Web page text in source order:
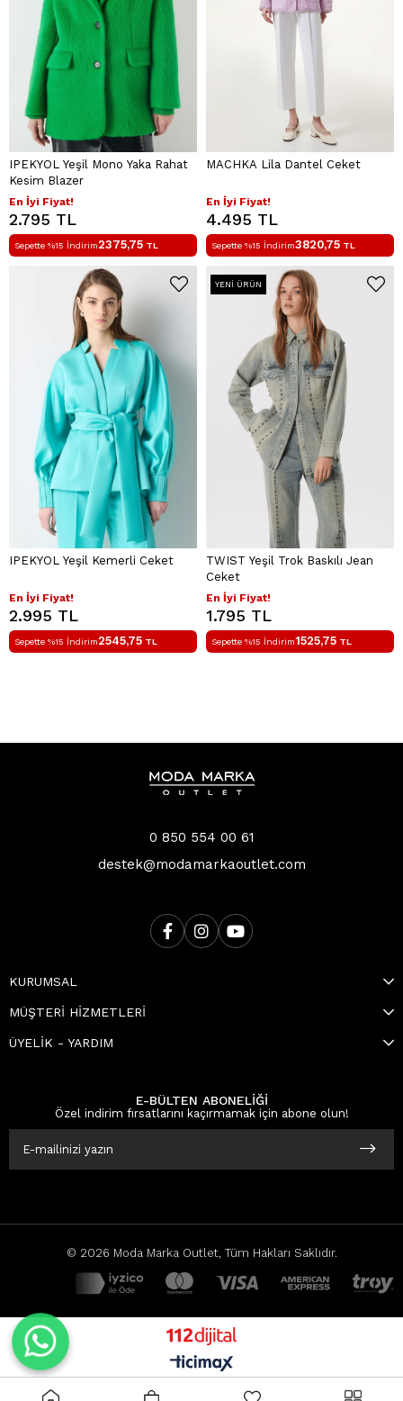
IPEKYOL Yeşil Mono Yaka Rahat
Kesim Blazer
En İyi Fiyat!
2.795 TL
Sepette %15 İndirim2375,75 TL
MACHKA Lila Dantel Ceket
En İyi Fiyat!
4.495 TL
Sepette %15 İndirim3820,75 TL
IPEKYOL Yeşil Kemerli Ceket
En İyi Fiyat!
2.995 TL
Sepette %15 İndirim2545,75 TL
YENI ÜRÜN
TWIST Yeşil Trok Baskılı Jean
Ceket
En İyi Fiyat!
1.795 TL
Sepette %15 İndirim1525,75 TL
0 850 554 00 61
destek@modamarkaoutlet.com
KURUMSAL
MÜŞTERİ HİZMETLERİ
ÜYELİK - YARDIM
E-BÜLTEN ABONELİĞİ
Özel indirim fırsatlarını kaçırmamak için abone olun!
© 2026 Moda Marka Outlet, Tüm Hakları Saklıdır.